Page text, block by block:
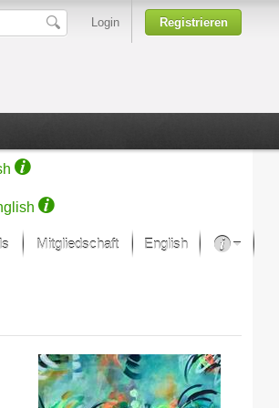
Login Registrieren
Mitgliedschaft English
Kunsthäuser